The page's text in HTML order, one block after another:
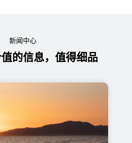
新闻中心
的信息，值得细品